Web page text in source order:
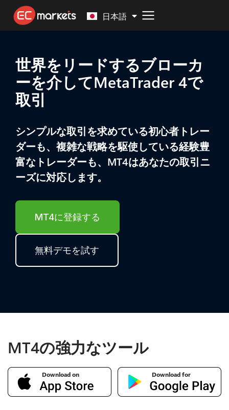
日本語
Malay
世界をリードするブローカ
ーを介してMetaTrader 4で
取引
シンプルな取引を求めている初心者トレー
ダーも、複雑な戦略を駆使している経験豊
富なトレーダーも、MT4はあなたの取引ニ
ーズに対応します。
MT4に登録する
無料デモを試す
MT4の強力なツール
Download on Download for